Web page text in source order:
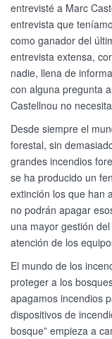
entrevisté a Marc
entrevista que
como ganador del
entrevista extensa,
nadie, llena de
con alguna pregunta
Castellnou no
Desde siempre el
forestal, sin
grandes incendios
se ha producido un
extinción los que han
no podrán apagar
una mayor gestión
atención de los
El mundo de los
proteger a los
apagamos incendios
dispositivos de
bosque” empieza a